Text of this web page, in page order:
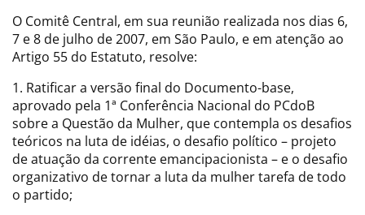
O Comitê Central, em sua reunião realizada nos dias 6,
7 e 8 de julho de 2007, em São Paulo, e em atenção ao
Artigo 55 do Estatuto, resolve:
1. Ratificar a versão final do Documento-base,
aprovado pela 1ª Conferência Nacional do PCdoB
sobre a Questão da Mulher, que contempla os desafios
teóricos na luta de idéias, o desafio político – projeto
de atuação da corrente emancipacionista – e o desafio
organizativo de tornar a luta da mulher tarefa de todo
o partido;